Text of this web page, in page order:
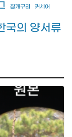
참개구리 커세어
국의 양서류